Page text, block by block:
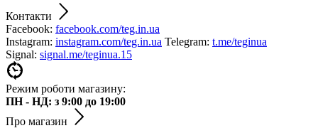
Контакти
Facebook: facebook.com/teg.in.ua
Instagram: instagram.com/teg.in.ua Telegram: t.me/teginua
Signal: signal.me/teginua.15
Режим роботи магазину:
ПН - НД: з 9:00 до 19:00
Про магазин